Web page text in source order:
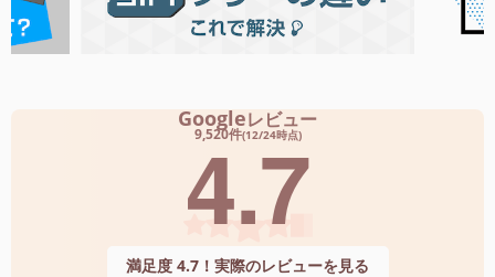
Googleレビュー
9,520件(12/24時点)
4.7
満足度 4.7！実際のレビューを見る